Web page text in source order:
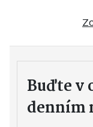
Buďte v
denním